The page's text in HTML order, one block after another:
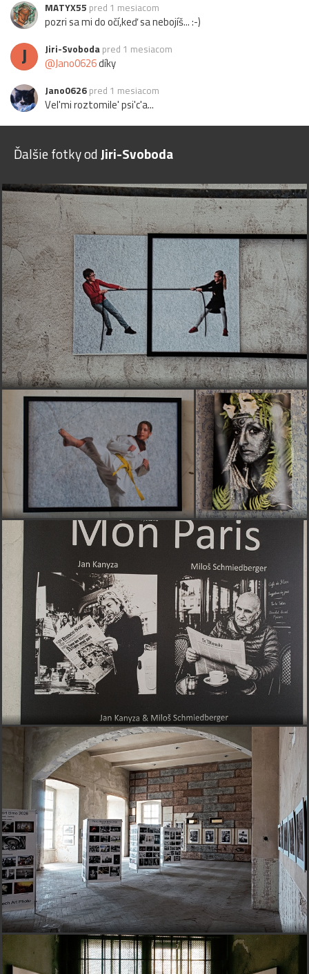
MATYX55 pred 1 mesiacom
pozri sa mi do očí,keď sa nebojíš... :-)
J Jiri-Svoboda pred 1 mesiacom
@Jano0626díky
Jano0626 pred 1 mesiacom
Vel'mi roztomile' psi'c'a...
Ďalšie fotky odJiri-Svoboda